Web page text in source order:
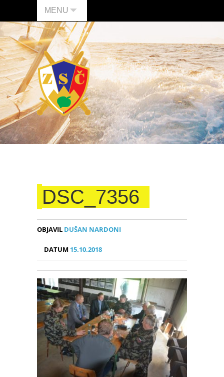
MENU
DSC_7356
OBJAVIL DUŠAN NARDONI
DATUM 15.10.2018